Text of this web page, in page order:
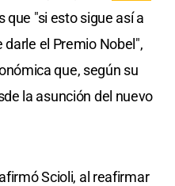
que "si esto sigue así a
darle el Premio Nobel",
que, según su
la asunción del nuevo
Scioli, al reafirmar